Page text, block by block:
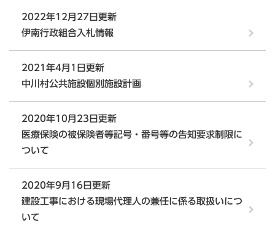
2022年12月27日更新
伊南行政組合入札情報
2021年4月1日更新
中川村公共施設個別施設計画
2020年10月23日更新
医療保険の被保険者等記号・番号等の告知要求制限に
ついて
2020年9月16日更新
建設工事における現場代理人の兼任に係る取扱いにつ
いて